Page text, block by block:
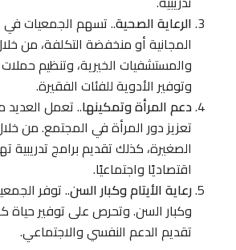
الرعاية الصحية.. تسهم الجمعيات في
المجانية أو منخفضة التكلفة، من
والمستشفيات الخيرية، وتنظيم حملات
وتوفير الأدوية للفئات الفقيرة.
دعم المرأة وتمكينها.. تعمل
تعزيز دور المرأة في المجتمع. من
الصغيرة، كذلك تقديم برامج تدريبية
اقتصاديًا واجتماعيًا.
رعاية الأيتام وكبار السن.. توفر
وكبار السن. وتحرص على توفير
تقديم الدعم النفسي والاجتماعي.